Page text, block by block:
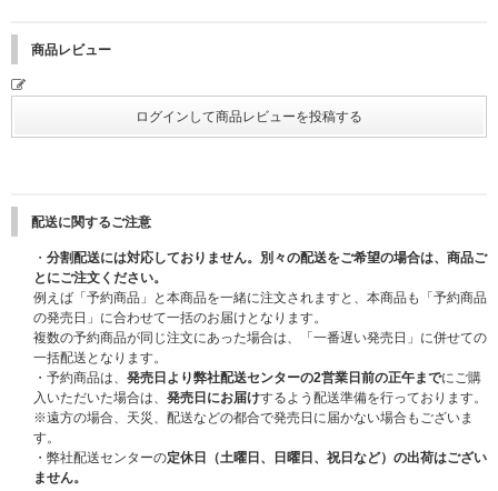
●開催日程
【愛知】2025年11月23日(日・祝)
※2025/11/27更新：メンバー EJの12月7日(日) 各種発売記念イベント参加
見合わせにより2026年2月14日(土)にEJのみ振替イベントを実施いたしま
す。
■メンバーオンラインイベント(オンライン上でサイン会やトーク会にご参加
※2025/10/24更新：メンバーオンラインイベントはK、JOは不参加予定と
なっておりましたが、下記記載の通りK、JOのみ別日＜2026年3月1日(日)
＞で個別オンラインサイン会および個別オンライントーク会を実施させてい
ただきます。
※2025/11/27更新：メンバーオンラインイベントはK、JOのみ＜2026年3月
1日(日)＞の日程が＜2026年3月21日(土)＞に変更となりました。
詳細はこちら：
https://www.andteam-official.jp/posts/news/tzfvdw
※2025年12月13日(土)はK、JO以外のその他7名での実施となります。
●開催日程
2025年12月13日(土)
【「直筆サイン入りメンバー別フォトカード」当選発表】
10月28日(火)20:00以降順次
※当選発表は、上記の時間を目途に当選者様へのみUNIVERSAL MUSIC ST
OREマイページにてご連絡いたします。落選の方へのご連絡はございませ
んので、あらかじめご了承ください。
月中旬以降にお届けさせていただきます。発送の日程は変更になる場合がご
※「直筆サイン入りメンバー別フォトカード」の発送先は、UNIVERSAL M
USIC STOREでご購入の方は注文時にご登録いただいている「会員情報」
のご住所へそれぞれ発送いたします。入力間違いのないようご注意くださ
い。
※「直筆サイン入りメンバー別フォトカード」は、「ラッキードロー対象商
品」のご予約(ご決済完了)と同時に自動エントリーになり、お客様からの応
募作業は必要ございません。
※CD1枚の購入で1口の応募となり、購入枚数、応募回数の制限はございま
せん。お一人様何回でもご購入、ご応募いただけます。
※セット商品をご購入の場合は枚数分に応じた応募口数になります。(3形態
セット購入で3口、ソロ盤9形態セットで9口)
※「直筆サイン入りメンバー別フォトカード」がご当選された方には、「手
商品レビュー
配送に関するご注意
・ 分割配送には対応しておりません。別々の配送をご希望の場合は、商品ご
とにご注文ください。
例えば「予約商品」と本商品を一緒に注文されますと、本商品も「予約商品
の発売日」に合わせて一括のお届けとなります。
複数の予約商品が同じ注文にあった場合は、「一番遅い発売日」に併せての
一括配送となります。
・予約商品は、 発売日より弊社配送センターの2営業日前の正午までにご購
入いただいた場合は、 発売日にお届けするよう配送準備を行っております。
※遠方の場合、天災、配送などの都合で発売日に届かない場合もございま
す。
・弊社配送センターの定休日（土曜日、日曜日、祝日など）の出荷はござい
ません。